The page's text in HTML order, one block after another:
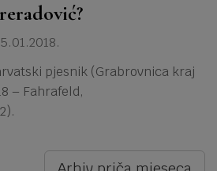
pjesnik (Grabrovnica kraj
– Fahrafeld,